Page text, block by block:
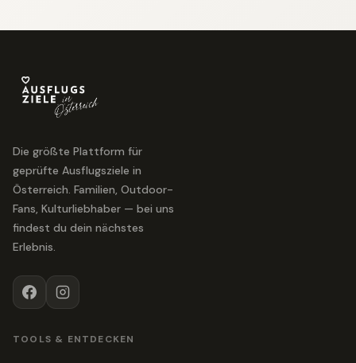
Die größte Plattform für
geprüfte Ausflugsziele in
Österreich. Familien, Outdoor-
Fans, Kulturliebhaber — bei uns
findest du dein nächstes
Erlebnis.
TOOLS & ENTDECKEN